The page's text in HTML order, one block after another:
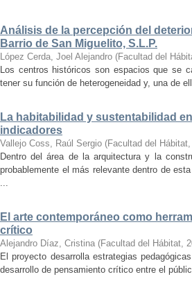
Análisis de la percepción del
Barrio de San Miguelito, S.L.P.
López Cerda, Joel Alejandro (Facultad del
Los centros históricos son espacios que se
tener su función de heterogeneidad y, una de
La habitabilidad y sustentabilidad
indicadores
Vallejo Coss, Raúl Sergio (Facultad del Hábitat,
Dentro del área de la arquitectura y la
probablemente el más relevante dentro de
...
El arte contemporáneo como
crítico
Alejandro Díaz, Cristina (Facultad del Hábitat,
El proyecto desarrolla estrategias
desarrollo de pensamiento crítico entre el